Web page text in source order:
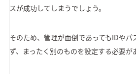
スが成功してしまうでしょう。
そのため、管理が面倒であってもIDやパ
ず、まったく別のものを設定する必要が